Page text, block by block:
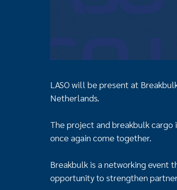
LASO will be present at
Netherlands.
The project and breakbulk
once again come together.
Breakbulk is a networking event
opportunity to strengthen